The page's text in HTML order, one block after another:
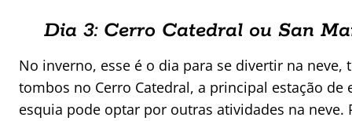
Dia 3: Cerro Catedral ou San
No inverno, esse é o dia para se divertir na
tombos no Cerro Catedral, a principal estação
esquia pode optar por outras atividades na